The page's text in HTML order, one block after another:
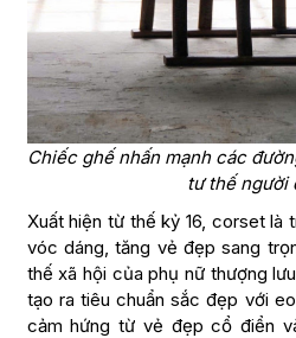
Chiếc ghế nhấn mạnh các
tư thế người
Xuất hiện từ thế kỷ 16, corset là
vóc dáng, tăng vẻ đẹp sang
thế xã hội của phụ nữ thượng
tạo ra tiêu chuẩn sắc đẹp với
cảm hứng từ vẻ đẹp cổ điển